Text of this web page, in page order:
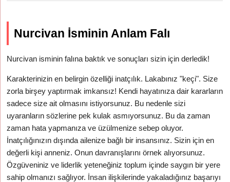
Nurcivan İsminin Anlam Falı
Nurcivan isminin falına baktık ve sonuçları sizin için derledik!
Karakterinizin en belirgin özelliği inatçılık. Lakabınız "keçi". Size
zorla birşey yaptırmak imkansız! Kendi hayatınıza dair kararların
sadece size ait olmasını istiyorsunuz. Bu nedenle sizi
uyaranların sözlerine pek kulak asmıyorsunuz. Bu da zaman
zaman hata yapmanıza ve üzülmenize sebep oluyor.
İnatçılığınızın dışında ailenize bağlı bir insansınız. Sizin için en
değerli kişi anneniz. Onun davranışlarını örnek alıyorsunuz.
Özgüveniniz ve liderlik yeteneğiniz toplum içinde saygın bir yere
sahip olmanızı sağlıyor. İnsan ilişkilerinde yakaladığınız başarıyı